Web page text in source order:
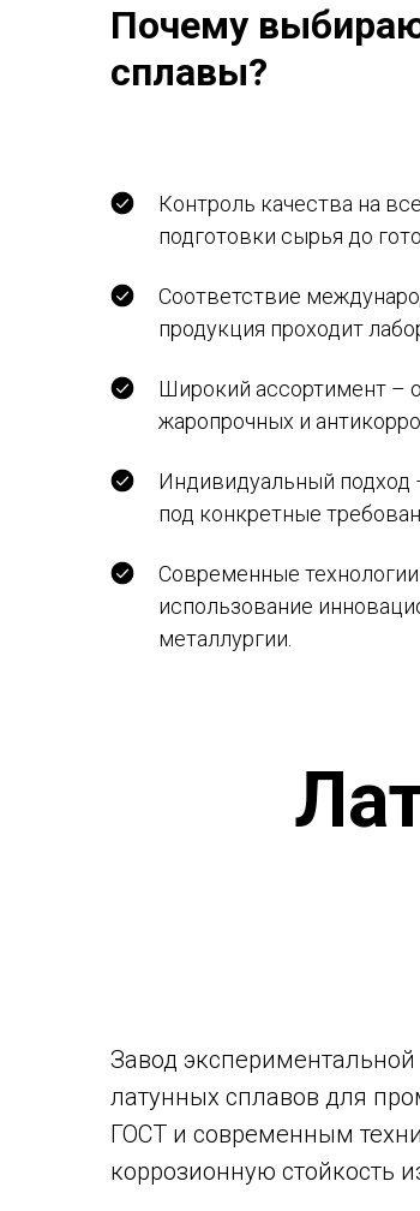
Почему
сплавы?
Контроль качества на
подготовки сырья до
Соответствие
продукция проходит
Широкий ассортимент –
жаропрочных и
Индивидуальный подход
под конкретные
Современные
использование
металлургии.
Завод
латунных сплавов для
ГОСТ и современным
коррозионную стойкость